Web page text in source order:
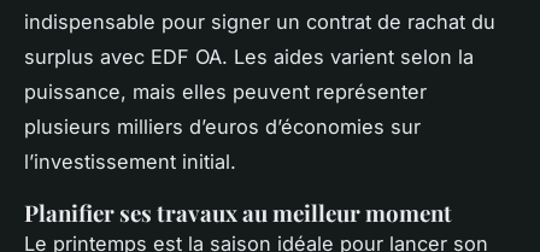
indispensable pour signer un contrat de rachat du
surplus avec EDF OA. Les aides varient selon la
puissance, mais elles peuvent représenter
plusieurs milliers d’euros d’économies sur
l’investissement initial.
Planifier ses travaux au meilleur moment
Le printemps est la saison idéale pour lancer son